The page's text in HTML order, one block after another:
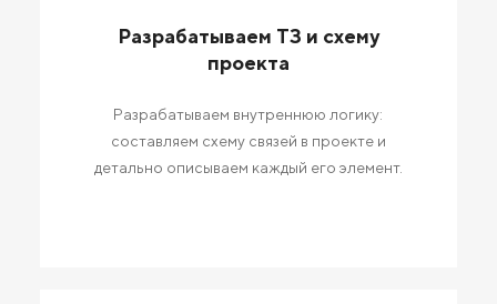
Разрабатываем ТЗ и схему
проекта
Разрабатываем внутреннюю логику:
составляем схему связей в проекте и
детально описываем каждый его элемент.